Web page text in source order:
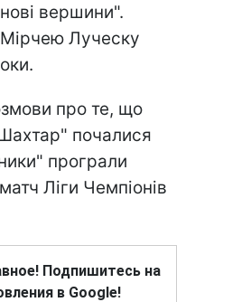
вершини".
Луческу
про те, що
почалися
програли
Ліги Чемпіонів
Подпишитесь на
в Google!